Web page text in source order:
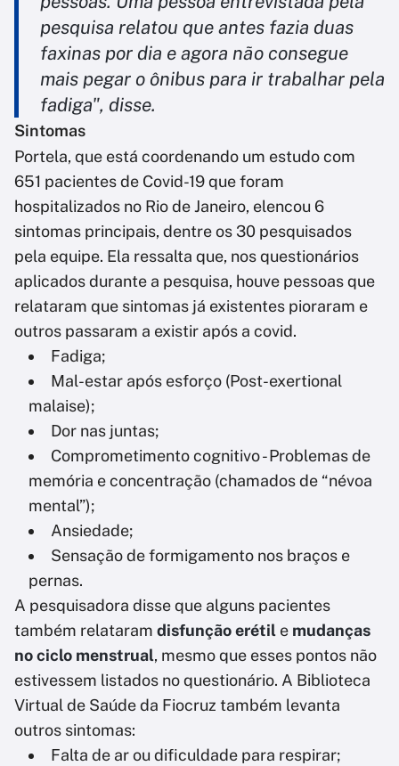
pesquisa relatou que antes fazia duas
faxinas por dia e agora não consegue
mais pegar o ônibus para ir trabalhar pela
fadiga", disse.
Sintomas
Portela, que está coordenando um estudo com
651 pacientes de Covid-19 que foram
hospitalizados no Rio de Janeiro, elencou 6
sintomas principais, dentre os 30 pesquisados
pela equipe. Ela ressalta que, nos questionários
aplicados durante a pesquisa, houve pessoas que
relataram que sintomas já existentes pioraram e
outros passaram a existir após a covid.
Fadiga;
Mal-estar após esforço (Post-exertional
malaise);
Dor nas juntas;
Comprometimento cognitivo - Problemas de
memória e concentração (chamados de “névoa
mental”);
Ansiedade;
Sensação de formigamento nos braços e
pernas.
A pesquisadora disse que alguns pacientes
também relataram disfunção erétil e mudanças
no ciclo menstrual, mesmo que esses pontos não
estivessem listados no questionário. A Biblioteca
Virtual de Saúde da Fiocruz também levanta
outros sintomas:
Falta de ar ou dificuldade para respirar;